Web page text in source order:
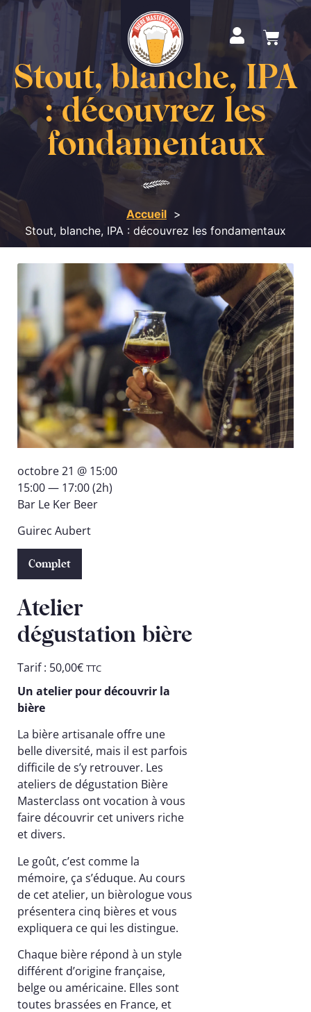
Stout, blanche, IPA
: découvrez les
fondamentaux
Accueil
Stout, blanche, IPA : découvrez les fondamentaux
Atelier
dégustation bière
Tarif : 50,00€ TTC
Un atelier pour découvrir la
bière
La bière artisanale offre une
belle diversité, mais il est parfois
difficile de s’y retrouver. Les
ateliers de dégustation Bière
Masterclass ont vocation à vous
faire découvrir cet univers riche
et divers.
Le goût, c’est comme la
mémoire, ça s’éduque. Au cours
de cet atelier, un bièrologue vous
présentera cinq bières et vous
expliquera ce qui les distingue.
Chaque bière répond à un style
différent d’origine française,
belge ou américaine. Elles sont
toutes brassées en France, et
octobre 21 @ 15:00
15:00 — 17:00(2h)
Bar Le Ker Beer
Guirec Aubert
Complet